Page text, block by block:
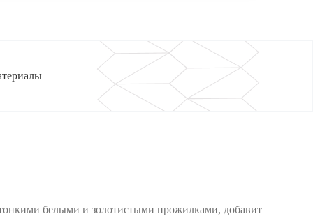
белыми и золотистыми прожилками, добавит